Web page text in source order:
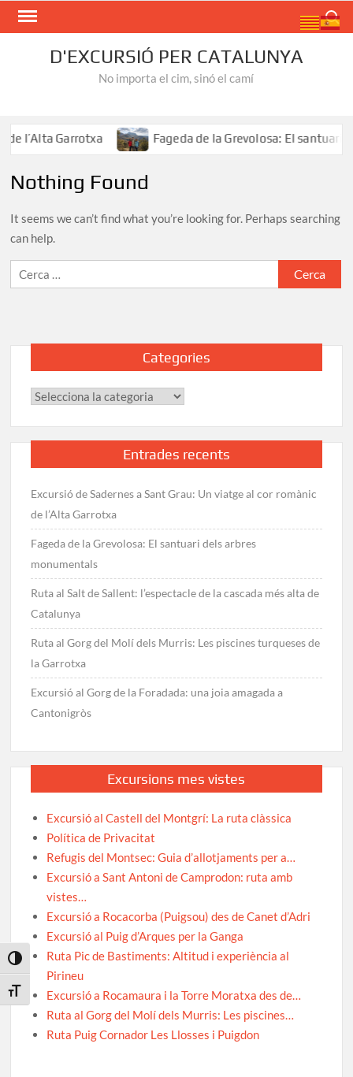
Toggle High Contrast
Toggle Font size
Skip
D'EXCURSIÓ PER CATALUNYA
No importa el cim, sinó el camí
l’Alta Garrotxa Fageda de la Grevolosa: El santuari
Nothing Found
It seems we can’t find what you’re looking for. Perhaps searching
can help.
Cerca:
Categories
Categories
Entrades recents
Excursió de Sadernes a Sant Grau: Un viatge al cor romànic
de l’Alta Garrotxa
Fageda de la Grevolosa: El santuari dels arbres
monumentals
Ruta al Salt de Sallent: l’espectacle de la cascada més alta de
Catalunya
Ruta al Gorg del Molí dels Murris: Les piscines turqueses de
la Garrotxa
Excursió al Gorg de la Foradada: una joia amagada a
Cantonigròs
Excursions mes vistes
Excursió al Castell del Montgrí: La ruta clàssica
Política de Privacitat
Refugis del Montsec: Guia d’allotjaments per a…
Excursió a Sant Antoni de Camprodon: ruta amb
vistes…
Excursió a Rocacorba (Puigsou) des de Canet d’Adri
Excursió al Puig d’Arques per la Ganga
Ruta Pic de Bastiments: Altitud i experiència al
Pirineu
Excursió a Rocamaura i la Torre Moratxa des de…
Ruta al Gorg del Molí dels Murris: Les piscines…
Ruta Puig Cornador Les Llosses i Puigdon